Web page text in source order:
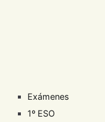
Exámenes
1º ESO